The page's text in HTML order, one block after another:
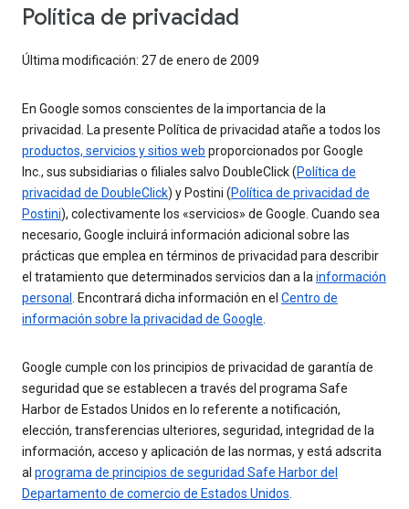
Política de privacidad
Última modificación: 27 de enero de 2009
En Google somos conscientes de la importancia de la
privacidad. La presente Política de privacidad atañe a todos los
productos, servicios y sitios web proporcionados por Google
Inc., sus subsidiarias o filiales salvo DoubleClick (Política de
privacidad de DoubleClick) y Postini (Política de privacidad de
Postini), colectivamente los «servicios» de Google. Cuando sea
necesario, Google incluirá información adicional sobre las
prácticas que emplea en términos de privacidad para describir
el tratamiento que determinados servicios dan a la información
personal
. Encontrará dicha información en el Centro de
información sobre la privacidad de Google
Google cumple con los principios de privacidad de garantía de
seguridad que se establecen a través del programa Safe
Harbor de Estados Unidos en lo referente a notificación,
elección, transferencias ulteriores, seguridad, integridad de la
información, acceso y aplicación de las normas, y está adscrita
al programa de principios de seguridad Safe Harbor del
Departamento de comercio de Estados Unidos